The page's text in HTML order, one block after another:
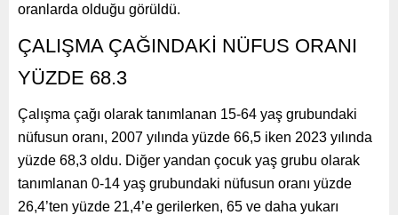
oranlarda olduğu görüldü.
ÇALIŞMA ÇAĞINDAKİ NÜFUS ORANI
YÜZDE 68.3
Çalışma çağı olarak tanımlanan 15-64 yaş grubundaki
nüfusun oranı, 2007 yılında yüzde 66,5 iken 2023 yılında
yüzde 68,3 oldu. Diğer yandan çocuk yaş grubu olarak
tanımlanan 0-14 yaş grubundaki nüfusun oranı yüzde
26,4’ten yüzde 21,4’e gerilerken, 65 ve daha yukarı